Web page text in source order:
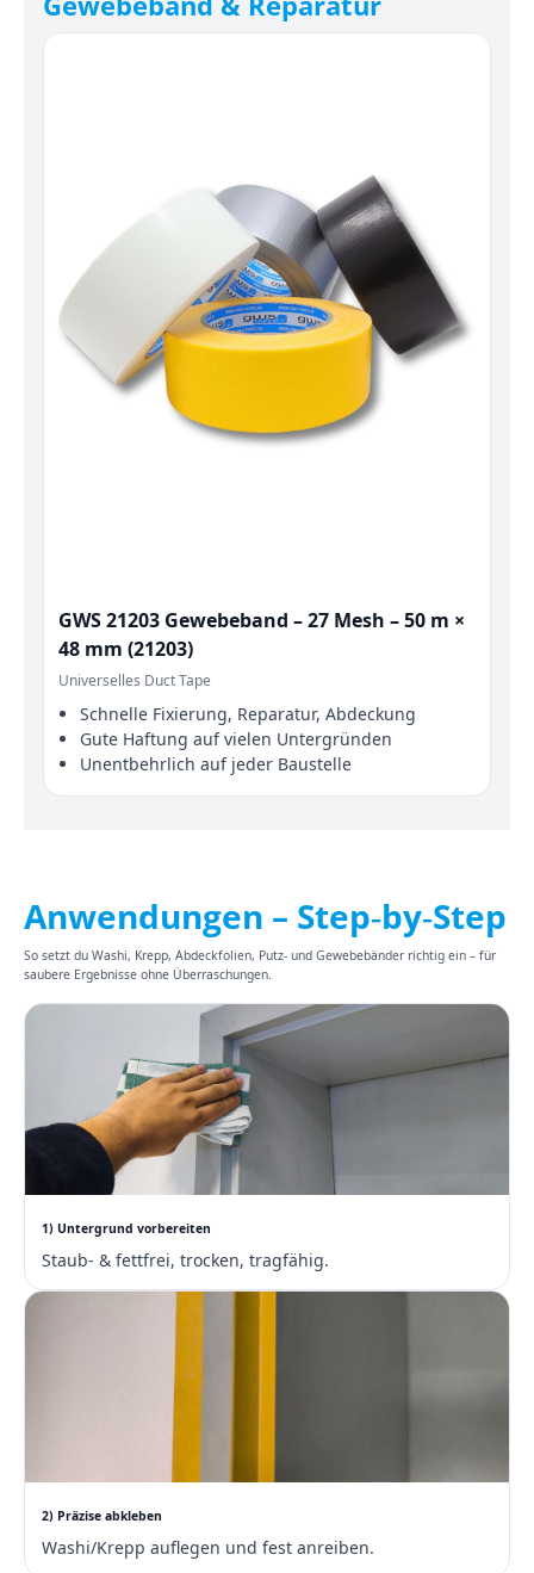
GWS 21203 Gewebeband – 27 Mesh – 50 m ×
48 mm (21203)
Universelles Duct Tape
Schnelle Fixierung, Reparatur, Abdeckung
Gute Haftung auf vielen Untergründen
Unentbehrlich auf jeder Baustelle
Anwendungen – Step‑by‑Step
So setzt du Washi, Krepp, Abdeckfolien, Putz- und Gewebebänder richtig ein – für
saubere Ergebnisse ohne Überraschungen.
1) Untergrund vorbereiten
Staub‑ & fettfrei, trocken, tragfähig.
2) Präzise abkleben
Washi/Krepp auflegen und fest anreiben.